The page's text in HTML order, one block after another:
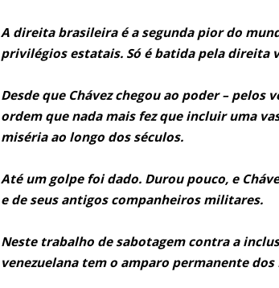
A direita brasileira é a segunda pior do
privilégios estatais. Só é batida pela direita
Desde que Chávez chegou ao poder –
ordem que nada mais fez que incluir uma
miséria ao longo dos séculos.
Até um golpe foi dado. Durou pouco, e
e de seus antigos companheiros militares.
Neste trabalho de sabotagem contra a
venezuelana tem o amparo permanente dos